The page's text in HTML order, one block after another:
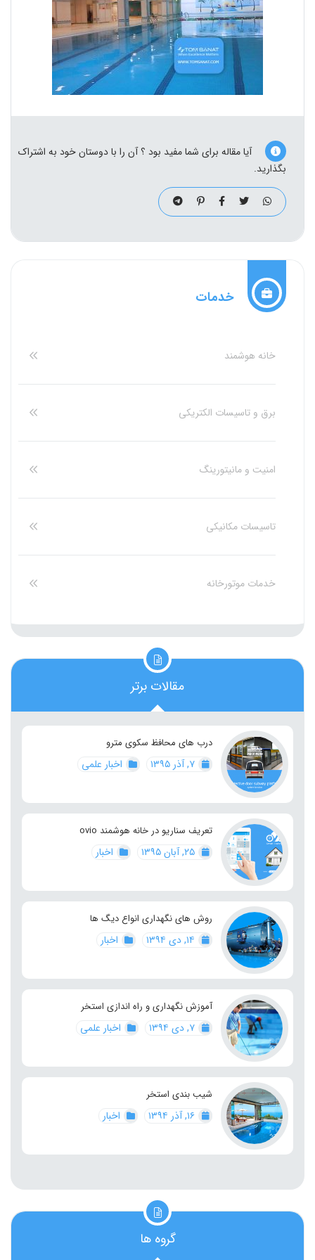
آیا مقاله برای شما مفید بود ؟ آن را با دوستان خود به اشتراک
بگذارید.
خدمات
خانه هوشمند
برق و تاسیسات الکتریکی
امنیت و مانیتورینگ
تاسیسات مکانیکی
خدمات موتورخانه
مقالات برتر
درب های محافظ سکوی مترو
اخبار علمی
تعریف سناریو در خانه هوشمند ovio
اخبار
روش های نگهداری انواع دیگ ها
اخبار
آموزش نگهداری و راه اندازی استخر
اخبار علمی
شیب بندی استخر
اخبار
گروه ها